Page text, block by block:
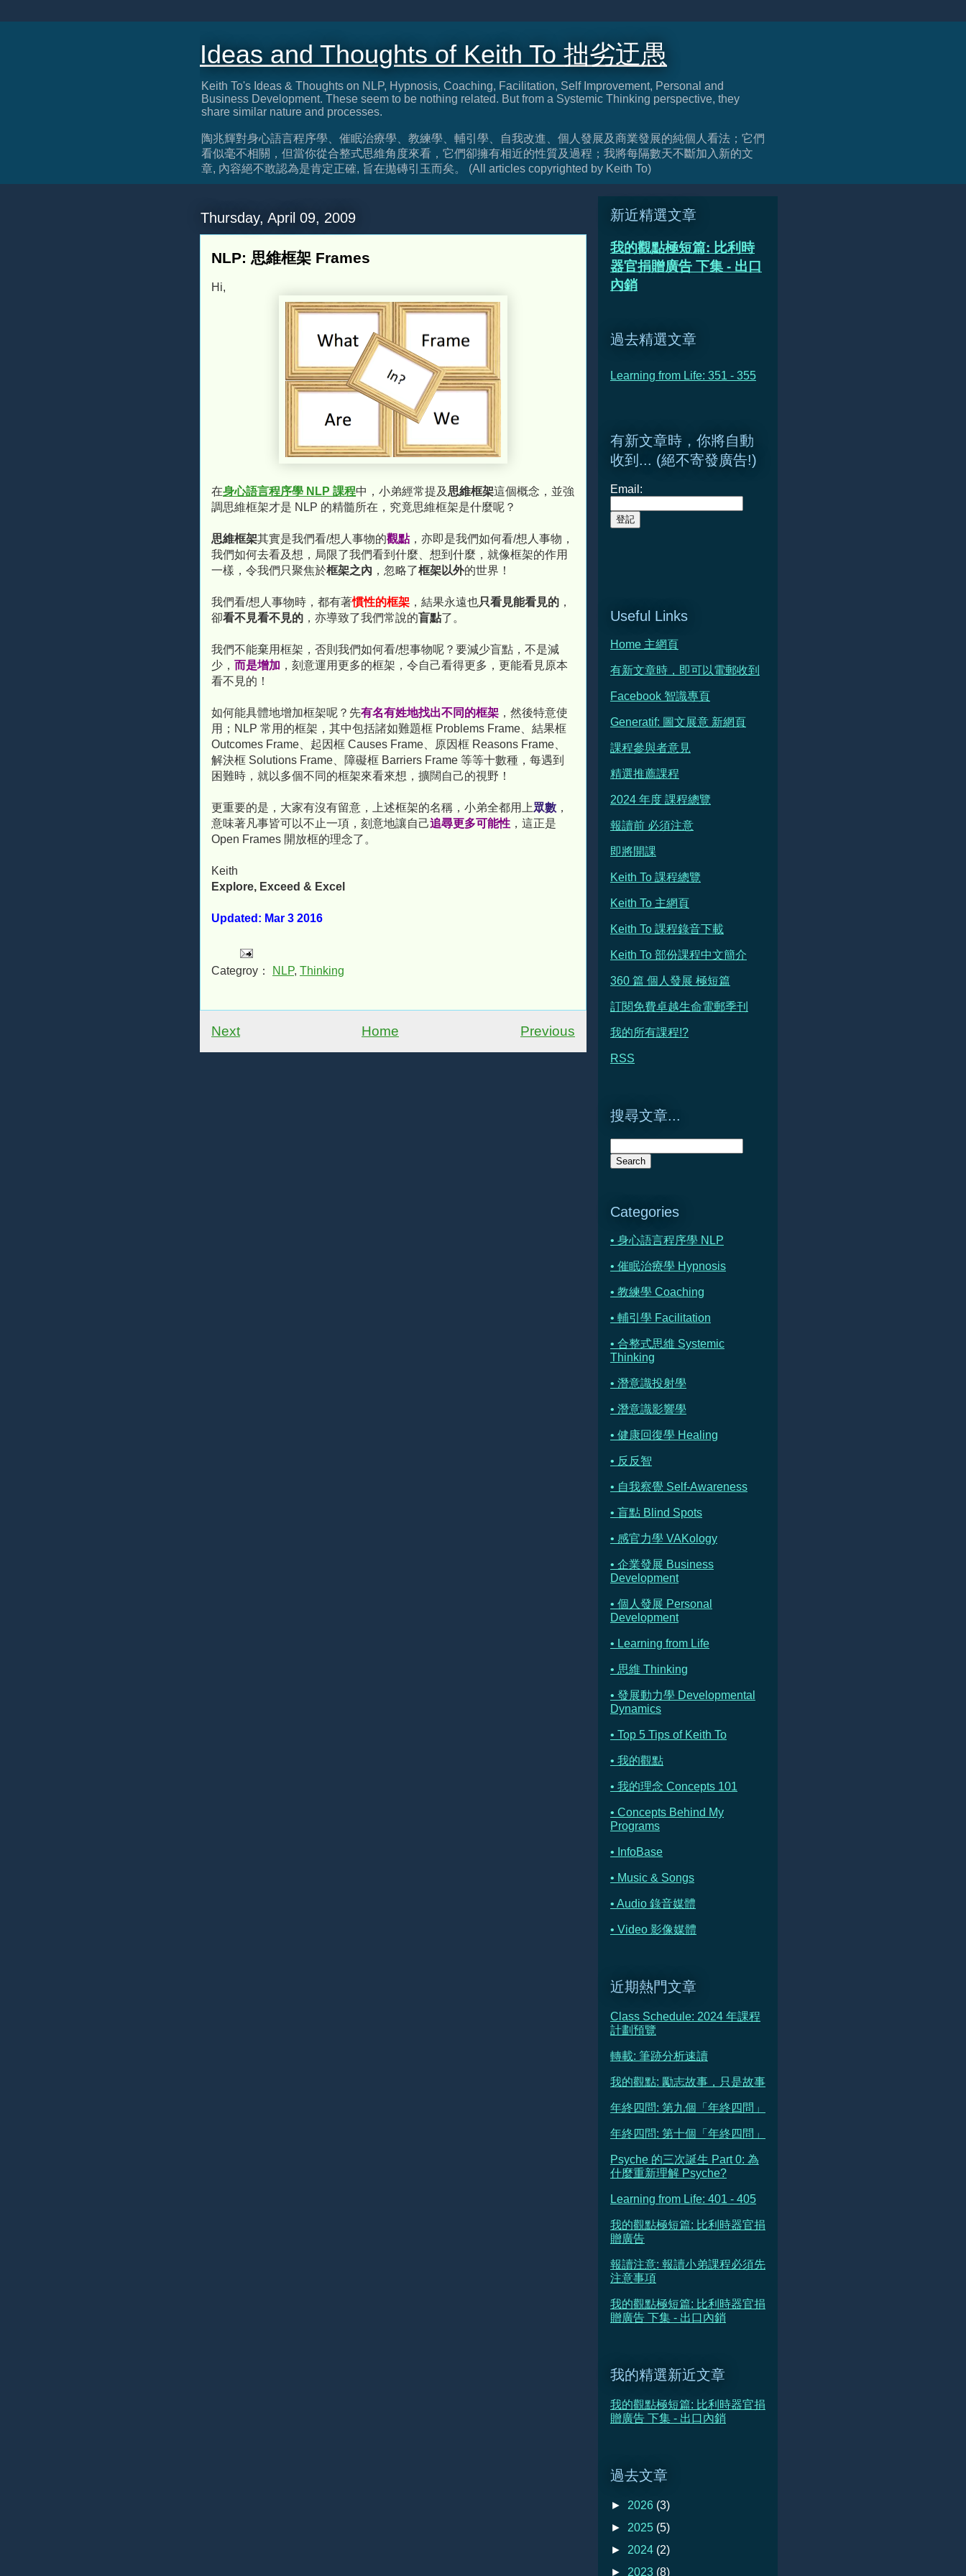
Ideas and Thoughts of Keith To 拙劣迂愚
Keith To's Ideas & Thoughts on NLP, Hypnosis, Coaching, Facilitation, Self Improvement, Personal and
Business Development. These seem to be nothing related. But from a Systemic Thinking perspective, they
share similar nature and processes.
陶兆輝對身心語言程序學、催眠治療學、教練學、輔引學、自我改進、個人發展及商業發展的純個人看法；它們
看似毫不相關，但當你從合整式思維角度來看，它們卻擁有相近的性質及過程；我將每隔數天不斷加入新的文
章, 內容絕不敢認為是肯定正確, 旨在拋磚引玉而矣。 (All articles copyrighted by Keith To)
Thursday, April 09, 2009
NLP: 思維框架 Frames
Hi,
在身心語言程序學 NLP 課程中，小弟經常提及思維框架這個概念，並強
調思維框架才是 NLP 的精髓所在，究竟思維框架是什麼呢？
思維框架其實是我們看/想人事物的觀點，亦即是我們如何看/想人事物，
我們如何去看及想，局限了我們看到什麼、想到什麼，就像框架的作用
一樣，令我們只聚焦於框架之內 ，忽略了框架以外的世界！
我們看/想人事物時，都有著慣性的框架 ，結果永遠也只看見能看見的 ，
卻看不見看不見的 ，亦導致了我們常說的盲點了。
我們不能棄用框架，否則我們如何看/想事物呢？要減少盲點，不是減
少， 而是增加 ，刻意運用更多的框架，令自己看得更多，更能看見原本
看不見的！
如何能具體地增加框架呢？先有名有姓地找出不同的框架 ，然後特意使
用；NLP 常用的框架，其中包括諸如難題框 Problems Frame、結果框
Outcomes Frame、起因框 Causes Frame、原因框 Reasons Frame、
解決框 Solutions Frame、障礙框 Barriers Frame 等等十數種，每遇到
困難時，就以多個不同的框架來看來想，擴闊自己的視野！
更重要的是，大家有沒有留意，上述框架的名稱，小弟全都用上眾數 ，
意味著凡事皆可以不止一項，刻意地讓自己追尋更多可能性 ，這正是
Open Frames 開放框的理念了。
Keith
Explore, Exceed & Excel
Updated: Mar 3 2016
Categroy： NLP, Thinking
Next Previous
Home
新近精選文章
我的觀點極短篇: 比利時
器官捐贈廣告 下集 - 出口
內銷
過去精選文章
Learning from Life: 351 - 355
有新文章時，你將自動
收到... (絕不寄發廣告!)
Email:
Useful Links
Home 主網頁
有新文章時，即可以電郵收到
Facebook 智識專頁
Generatif: 圖文展意 新網頁
課程參與者意見
精選推薦課程
2024 年度 課程總覽
報讀前 必須注意
即將開課
Keith To 課程總覽
Keith To 主網頁
Keith To 課程錄音下載
Keith To 部份課程中文簡介
360 篇 個人發展 極短篇
訂閱免費卓越生命電郵季刊
我的所有課程!?
RSS
搜尋文章...
Categories
• 身心語言程序學 NLP
• 催眠治療學 Hypnosis
• 教練學 Coaching
• 輔引學 Facilitation
• 合整式思維 Systemic
Thinking
• 潛意識投射學
• 潛意識影響學
• 健康回復學 Healing
• 反反智
• 自我察覺 Self-Awareness
• 盲點 Blind Spots
• 感官力學 VAKology
• 企業發展 Business
Development
• 個人發展 Personal
Development
• Learning from Life
• 思維 Thinking
• 發展動力學 Developmental
Dynamics
• Top 5 Tips of Keith To
• 我的觀點
• 我的理念 Concepts 101
• Concepts Behind My
Programs
• InfoBase
• Music & Songs
• Audio 錄音媒體
• Video 影像媒體
近期熱門文章
Class Schedule: 2024 年課程
計劃預覽
轉載: 筆跡分析速讀
我的觀點: 勵志故事，只是故事
年終四問: 第九個「年終四問」
年終四問: 第十個「年終四問」
Psyche 的三次誕生 Part 0: 為
什麼重新理解 Psyche?
Learning from Life: 401 - 405
我的觀點極短篇: 比利時器官捐
贈廣告
報讀注意: 報讀小弟課程必須先
注意事項
我的觀點極短篇: 比利時器官捐
贈廣告 下集 - 出口內銷
我的精選新近文章
我的觀點極短篇: 比利時器官捐
贈廣告 下集 - 出口內銷
過去文章
► 2026 (3)
► 2025 (5)
► 2024 (2)
► 2023 (8)